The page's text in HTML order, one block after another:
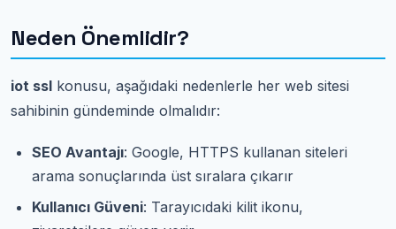
Neden Önemlidir?
iot ssl konusu, aşağıdaki nedenlerle her web sitesi
sahibinin gündeminde olmalıdır:
SEO Avantajı: Google, HTTPS kullanan siteleri
arama sonuçlarında üst sıralara çıkarır
Kullanıcı Güveni: Tarayıcıdaki kilit ikonu,